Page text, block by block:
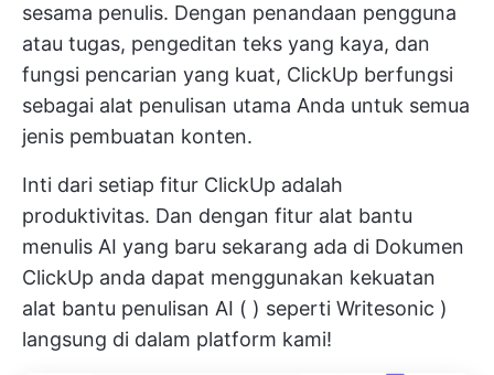
sesama penulis. Dengan penandaan pengguna
atau tugas, pengeditan teks yang kaya, dan
fungsi pencarian yang kuat, ClickUp berfungsi
sebagai alat penulisan utama Anda untuk semua
jenis pembuatan konten.
Inti dari setiap fitur ClickUp adalah
produktivitas. Dan dengan fitur alat bantu
menulis AI yang baru sekarang ada di Dokumen
ClickUp anda dapat menggunakan kekuatan
alat bantu penulisan AI ( ) seperti Writesonic )
langsung di dalam platform kami!